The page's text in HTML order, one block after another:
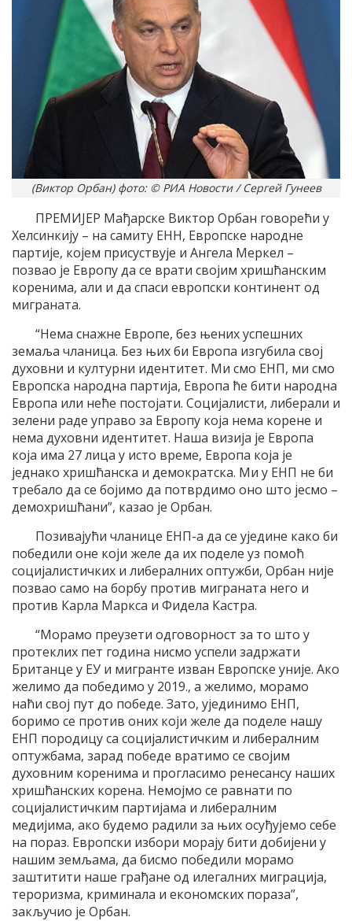
(Виктор Орбан) фото: © РИА Новости / Сергей Гунеев
ПРЕМИЈЕР Мађарске Виктор Орбан говорећи у
Хелсинкију – на самиту ЕНН, Европске народне
партије, којем присуствује и Ангела Меркел –
позвао је Европу да се врати својим хришћанским
коренима, али и да спаси европски континент од
миграната.
“Нема снажне Европе, без њених успешних
земаља чланица. Без њих би Европа изгубила свој
духовни и културни идентитет. Ми смо ЕНП, ми смо
Европска народна партија, Европа ће бити народна
Европа или неће постојати. Социјалисти, либерали и
зелени раде управо за Европу која нема корене и
нема духовни идентитет. Наша визија је Европа
која има 27 лица у исто време, Европа која је
једнако хришћанска и демократска. Ми у ЕНП не би
требало да се бојимо да потврдимо оно што јесмо –
демохришћани”, казао је Орбан.
Позивајући чланице ЕНП-а да се уједине како би
победили оне који желе да их поделе уз помоћ
социјалистичких и либералних оптужби, Орбан није
позвао само на борбу против миграната него и
против Карла Маркса и Фидела Кастра.
“Морамо преузети одговорност за то што у
протеклих пет година нисмо успели задржати
Британце у ЕУ и мигранте изван Европске уније. Ако
желимо да победимо у 2019., а желимо, морамо
наћи свој пут до победе. Зато, ујединимо ЕНП,
боримо се против оних који желе да поделе нашу
ЕНП породицу са социјалистичким и либералним
оптужбама, зарад победе вратимо се својим
духовним коренима и прогласимо ренесансу наших
хришћанских корена. Немојмо се равнати по
социјалистичким партијама и либералним
медијима, ако будемо радили за њих осуђујемо себе
на пораз. Европски избори морају бити добијени у
нашим земљама, да бисмо победили морамо
заштитити наше грађане од илегалних миграција,
тероризма, криминала и економских пораза”,
закључио је Орбан.